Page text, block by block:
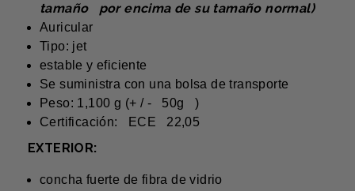
tamaño por encima de su tamaño normal)
Auricular
Tipo: jet
estable y eficiente
Se suministra con una bolsa de transporte
Peso: 1,100 g (+ / - 50g )
Certificación: ECE 22,05
EXTERIOR:
concha fuerte de fibra de vidrio